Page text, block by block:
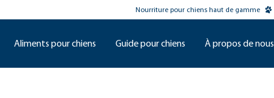
Nourriture pour chiens haut de gamme
Aliments pour chiens Guide pour chiens À propos de nous